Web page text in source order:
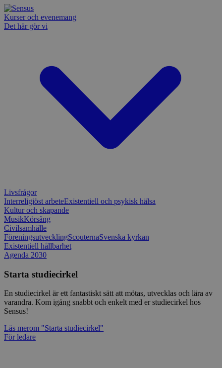
Kurser och evenemang
Det här gör vi
Livsfrågor
Interreligiöst arbeteExistentiell och psykisk hälsa
Kultur och skapande
MusikKörsång
Civilsamhälle
FöreningsutvecklingScouternaSvenska kyrkan
Existentiell hållbarhet
Agenda 2030
Starta studiecirkel
En studiecirkel är ett fantastiskt sätt att mötas, utvecklas och lära av
varandra. Kom igång snabbt och enkelt med er studiecirkel hos
Sensus!
Läs merom "Starta studiecirkel"
För ledare